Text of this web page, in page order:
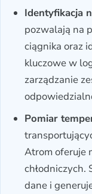
Identyfikacja
pozwalają na
ciągnika oraz
kluczowe w
zarządzanie
Pomiar
Atrom oferuje
chłodniczych.
dane i